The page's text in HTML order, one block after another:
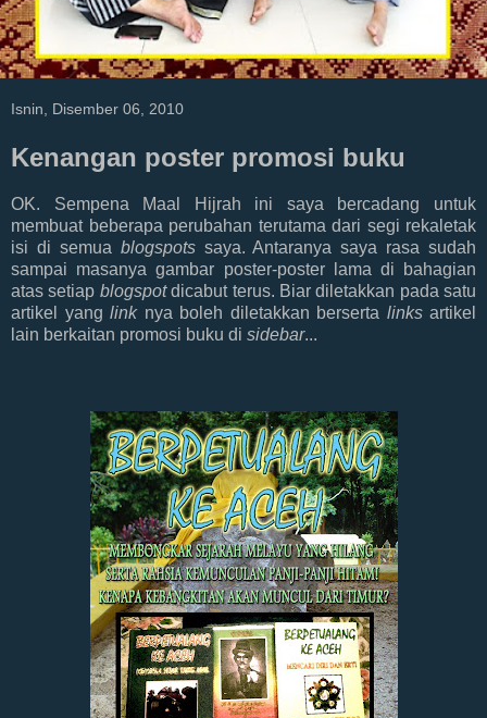
Isnin, Disember 06, 2010
Kenangan poster promosi buku
OK. Sempena Maal Hijrah ini saya bercadang untuk
membuat beberapa perubahan terutama dari segi rekaletak
isi di semua blogspots saya. Antaranya saya rasa sudah
sampai masanya gambar poster-poster lama di bahagian
atas setiap blogspotdicabut terus. Biar diletakkan pada satu
artikel yang linknya boleh diletakkan berserta linksartikel
lain berkaitan promosi buku di sidebar...